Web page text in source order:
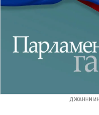
ДЖАННИ